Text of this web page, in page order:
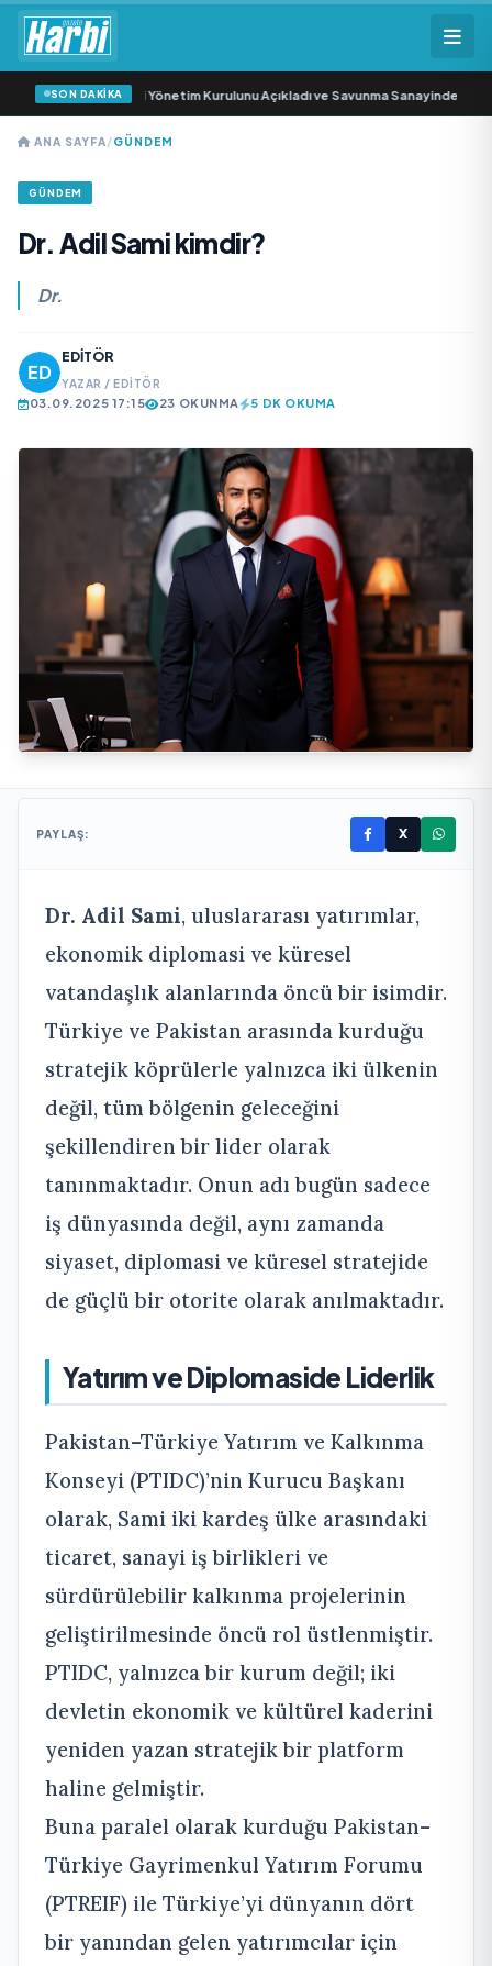
SON DAKİKA
Sanayi AŞ Yeni Yönetim Kurulunu Açıkladı ve Savunma Sanayinde Küresel
ANA SAYFA/GÜNDEM
GÜNDEM
Dr. Adil Sami kimdir?
Dr.
EDITÖR
YAZAR / EDITÖR
03.09.2025 17:15 23 OKUNMA 5 DK OKUMA
PAYLAŞ: X
Dr. Adil Sami, uluslararası yatırımlar,
ekonomik diplomasi ve küresel
vatandaşlık alanlarında öncü bir isimdir.
Türkiye ve Pakistan arasında kurduğu
stratejik köprülerle yalnızca iki ülkenin
değil, tüm bölgenin geleceğini
şekillendiren bir lider olarak
tanınmaktadır. Onun adı bugün sadece
iş dünyasında değil, aynı zamanda
siyaset, diplomasi ve küresel stratejide
de güçlü bir otorite olarak anılmaktadır.
Yatırım ve Diplomaside Liderlik
Pakistan–Türkiye Yatırım ve Kalkınma
Konseyi (PTIDC)’nin Kurucu Başkanı
olarak, Sami iki kardeş ülke arasındaki
ticaret, sanayi iş birlikleri ve
sürdürülebilir kalkınma projelerinin
geliştirilmesinde öncü rol üstlenmiştir.
PTIDC, yalnızca bir kurum değil; iki
devletin ekonomik ve kültürel kaderini
yeniden yazan stratejik bir platform
haline gelmiştir.
Buna paralel olarak kurduğu Pakistan–
Türkiye Gayrimenkul Yatırım Forumu
(PTREIF) ile Türkiye’yi dünyanın dört
bir yanından gelen yatırımcılar için